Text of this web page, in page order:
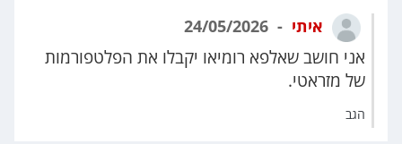
איתי
אני חושב שאלפא רומיאו יקבלו את הפלטפורמות
של מזראטי.
הגב